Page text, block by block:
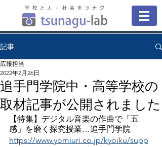
学校と人・社会をツナグ
記事
追手門学院中・高等学校の
取材記事が公開されました
広報担当
2022年2月26日
【特集】デジタル音楽の作曲で「五
感」を磨く探究授業…追手門学院
https://www.yomiuri.co.jp/kyoiku/supp